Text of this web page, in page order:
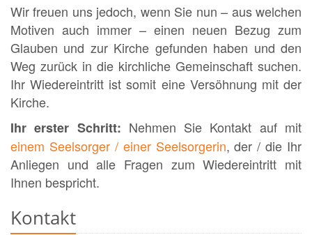
Wir freuen uns jedoch, wenn Sie nun – aus welchen
Motiven auch immer – einen neuen Bezug zum
Glauben und zur Kirche gefunden haben und den
Weg zurück in die kirchliche Gemeinschaft suchen.
Ihr Wiedereintritt ist somit eine Versöhnung mit der
Kirche.
Ihr erster Schritt: Nehmen Sie Kontakt auf mit
einem Seelsorger / einer Seelsorgerin, der / die Ihr
Anliegen und alle Fragen zum Wiedereintritt mit
Ihnen bespricht.
Kontakt